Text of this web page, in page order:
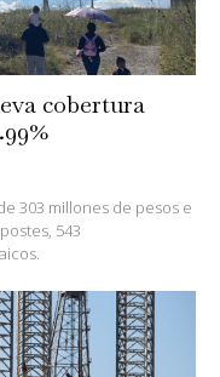
cobertura
303 millones de pesos e
543